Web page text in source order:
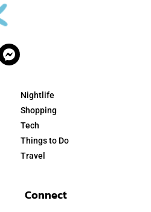
Nightlife
Shopping
Tech
Things to Do
Travel
Connect